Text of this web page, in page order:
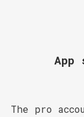
The pro